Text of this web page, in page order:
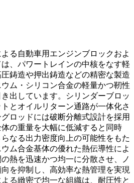
る自動車用エンジンブロックおよ
、パワートレインの中核をなす軽
鋳造や押出鋳造などの精密な製造
ム・シリコン合金の軽量かつ靭性
出しています。シリンダーブロッ
とオイルリターン通路が一体化さ
ロッドには破断分離式設計を採用
の重量を大幅に低減すると同時
なる出力密度向上の可能性をもた
ム合金基体の優れた熱伝導性によ
熱を迅速かつ均一に分散させ、ノ
を抑制し、高効率な熱管理を実現
る緻密で均一な組織は、耐圧性と